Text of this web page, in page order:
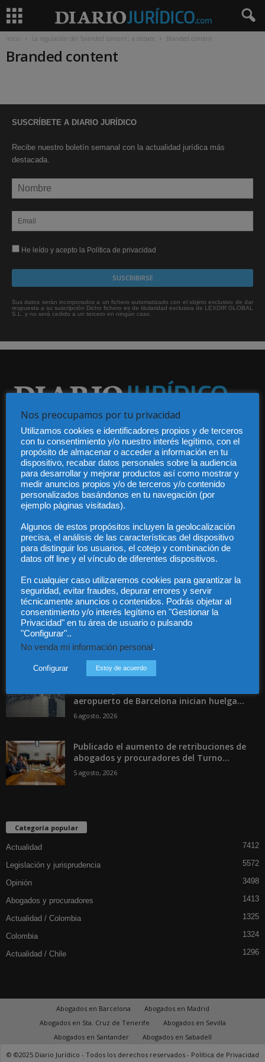
Inicio La regulación del 'branded content', a debate Branded content
Branded content
SUSCRÍBETE A DIARIO JURÍDICO
Recibe nuestro boletín semanal con la actualidad jurídica más
destacada.
He leído y acepto la Política de privacidad
Sus datos serán incorporados a un fichero automatizado con el objeto exclusivo de dar
respuesta a su suscripción Dicho fichero es de titularidad exclusiva de LEXDIR GLOBAL
S.L. y no será cedido a un tercero en ningún caso.
Audiencia y Publicidad
Quiénes somos
Legal
Privacidad
Contacto
Guía Colaboradores
Contáctanos:info@diariojuridico.com
Incluso más noticias
Las empresas se exponen a
prevención deficiente...
6 agosto, 2026
aeropuerto de Barcelona inician huelga...
6 agosto, 2026
Publicado el aumento de retribuciones de
abogados y procuradores del Turno...
5 agosto, 2026
Categoría popular
Actualidad 7412
Legislación y jurisprudencia 5572
Opinión 3498
Abogados y procuradores 1413
Actualidad / Colombia 1325
Colombia 1324
Actualidad / Chile 1296
Abogados en Barcelona
Abogados en Madrid
Abogados en Sta. Cruz de Tenerife
Abogados en Sevilla
Abogados en Santander
Abogados en Sabadell
© ©2025 Diario Jurídico - Todos los derechos reservados - Política de Privacidad
Nos preocupamos por tu privacidad
Utilizamos cookies e identificadores propios y de terceros
con tu consentimiento y/o nuestro interés legítimo, con el
propósito de almacenar o acceder a información en tu
dispositivo, recabar datos personales sobre la audiencia
para desarrollar y mejorar productos así como mostrar y
medir anuncios propios y/o de terceros y/o contenido
personalizados basándonos en tu navegación (por
ejemplo páginas visitadas).
Algunos de estos propósitos incluyen la geolocalización
precisa, el análisis de las características del dispositivo
para distinguir los usuarios, el cotejo y combinación de
datos off line y el vínculo de diferentes dispositivos.
En cualquier caso utilizaremos cookies para garantizar la
seguridad, evitar fraudes, depurar errores y servir
técnicamente anuncios o contenidos. Podrás objetar al
consentimiento y/o interés legítimo en "Gestionar la
Privacidad" en tu área de usuario o pulsando
"Configurar"..
No venda mi información personal.
Configurar Estoy de acuerdo